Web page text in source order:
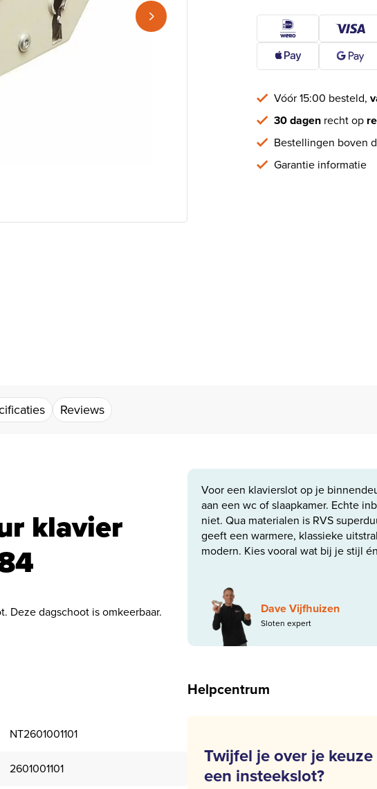
Vóór 15:00 besteld,
30 dagen recht op
Bestellingen boven
Garantie informatie
Reviews
klavier
Deze dagschoot is omkeerbaar.
NT2601001101
2601001101
Voor een klavierslot op je
aan een wc of slaapkamer. Echte
niet. Qua materialen is RVS
geeft een warmere, klassieke
modern. Kies vooral wat bij je stijl
Dave Vijfhuizen
Sloten expert
Helpcentrum
Twijfel je over je
een insteekslot?